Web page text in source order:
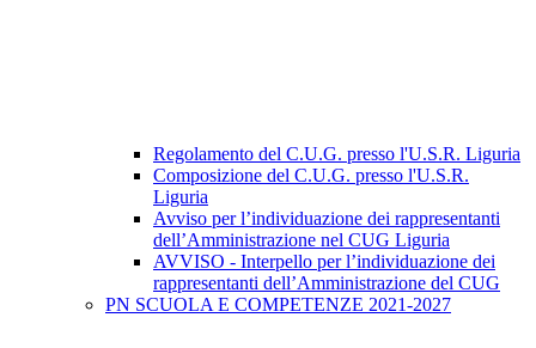
Regolamento del C.U.G. presso l'U.S.R. Liguria
Composizione del C.U.G. presso l'U.S.R.
Liguria
Avviso per l’individuazione dei rappresentanti
dell’Amministrazione nel CUG Liguria
AVVISO - Interpello per l’individuazione dei
rappresentanti dell’Amministrazione del CUG
PN SCUOLA E COMPETENZE 2021-2027